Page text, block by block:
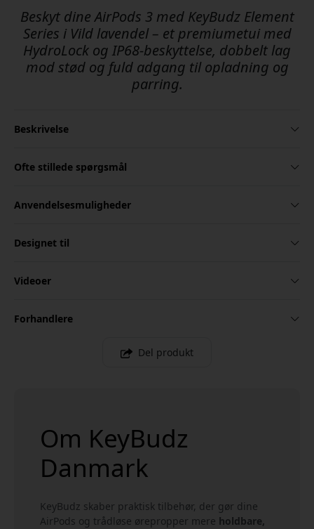
Beskyt dine AirPods 3 med KeyBudz Element
Series i Vild lavendel – et premiumetui med
HydroLock og IP68-beskyttelse, dobbelt lag
mod stød og fuld adgang til opladning og
parring.
Beskrivelse
Ofte stillede spørgsmål
Anvendelsesmuligheder
Designet til
Videoer
Forhandlere
Del produkt
Om KeyBudz
Danmark
KeyBudz skaber praktisk tilbehør, der gør dine
AirPods og trådløse ørepropper mere holdbare,